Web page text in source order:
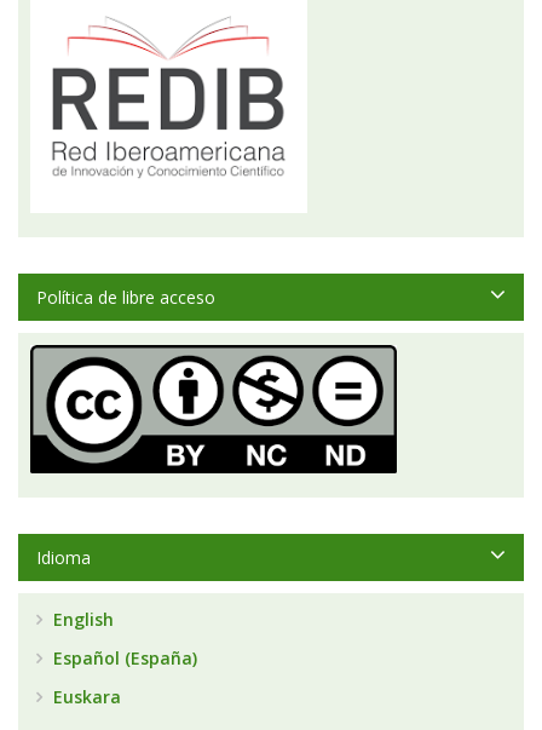
Política de libre acceso
Idioma
English
Español (España)
Euskara